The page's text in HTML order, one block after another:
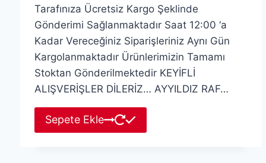
Tarafınıza Ücretsiz Kargo Şeklinde
Gönderimi Sağlanmaktadır Saat 12:00 ‘a
Kadar Vereceğiniz Siparişleriniz Aynı Gün
Kargolanmaktadır Ürünlerimizin Tamamı
Stoktan Gönderilmektedir KEYİFLİ
ALIŞVERİŞLER DİLERİZ… AYYILDIZ RAF…
Sepete Ekle